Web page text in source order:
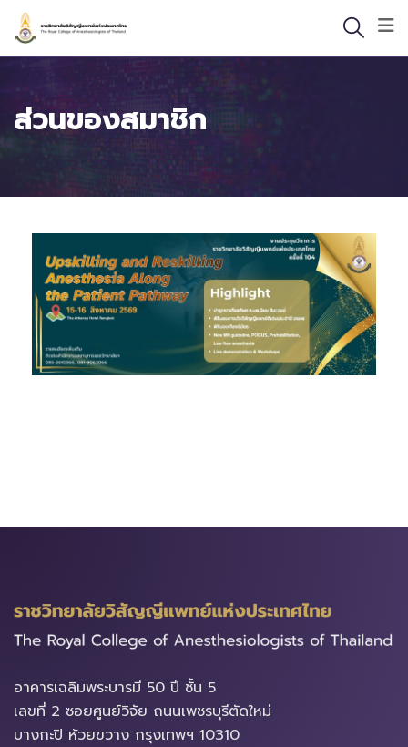
ส่วนของสมาชิก
อาคารเฉลิมพระบารมี​ 50 ปี ชั้น 5
เลขที่ 2 ซอยศูนย์วิจัย ถนนเพชรบุรีตัดใหม่
บางกะปิ ห้วยขวาง ​กรุงเทพฯ 10310